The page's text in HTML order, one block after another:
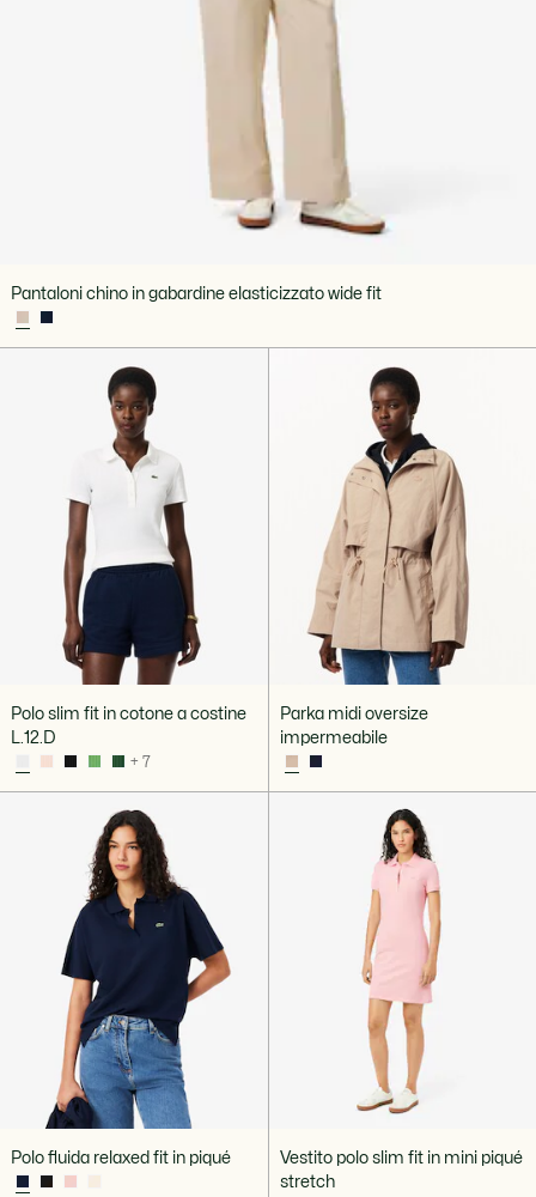
Pantaloni chino in gabardine elasticizzato wide fit
Polo slim fit in cotone a costine
L.12.D
+ 7
Parka midi oversize
impermeabile
Polo fluida relaxed fit in piqué
Vestito polo slim fit in mini piqué
stretch